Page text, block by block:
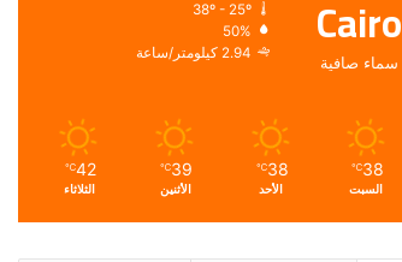
Cairo
سماء صافية
38º - 25º
50%
2.94 كيلومتر/ساعة
38
℃
السبت
38
℃
الأحد
39
℃
الأثنين
42
℃
الثلاثاء